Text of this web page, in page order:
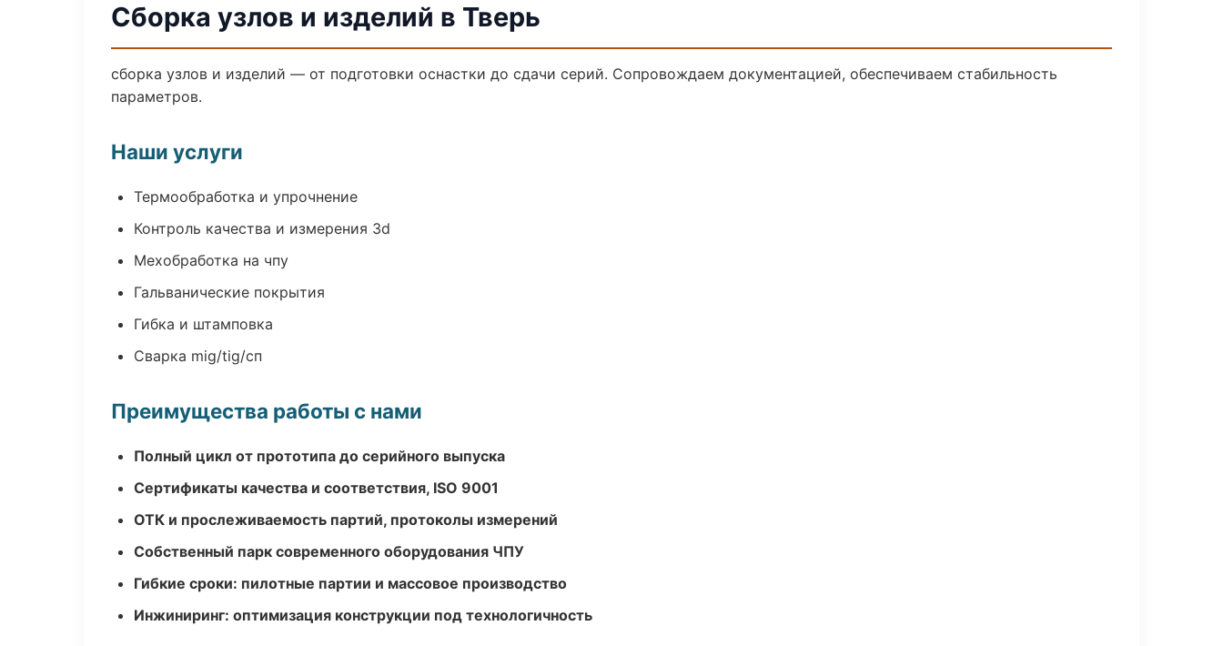
Сборка узлов и изделий в Тверь
сборка узлов и изделий — от подготовки оснастки до сдачи серий. Сопровождаем документацией, обеспечиваем стабильность
параметров.
Наши услуги
Термообработка и упрочнение
Контроль качества и измерения 3d
Мехобработка на чпу
Гальванические покрытия
Гибка и штамповка
Сварка mig/tig/сп
Преимущества работы с нами
Полный цикл от прототипа до серийного выпуска
Сертификаты качества и соответствия, ISO 9001
ОТК и прослеживаемость партий, протоколы измерений
Собственный парк современного оборудования ЧПУ
Гибкие сроки: пилотные партии и массовое производство
Инжиниринг: оптимизация конструкции под технологичность